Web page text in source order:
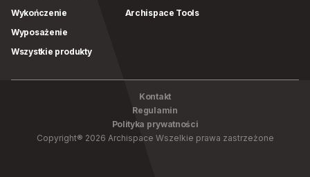
Wykończenie
Wyposażenie
Wszystkie produkty
Archispace Tools
Kontakt
Regulamin
Polityka prywatności
Copyright® 2026 Archispace Wszelkie prawa zastrzeżone